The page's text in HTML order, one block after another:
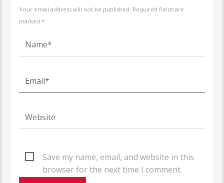
Your email address will not be published. Required fields are
marked *
Save my name, email, and website in this
browser for the next time I comment.